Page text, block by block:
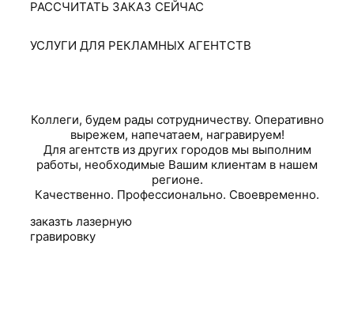
РАССЧИТАТЬ ЗАКАЗ СЕЙЧАС
УСЛУГИ ДЛЯ РЕКЛАМНЫХ АГЕНТСТВ
Коллеги, будем рады сотрудничеству. Оперативно
вырежем, напечатаем, награвируем!
Для агентств из других городов мы выполним
работы, необходимые Вашим клиентам в нашем
регионе.
Качественно. Профессионально. Своевременно.
заказть лазерную
гравировку